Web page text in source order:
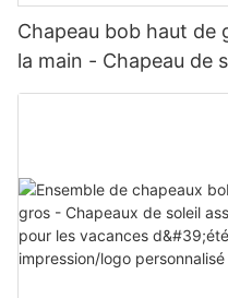
Chapeau bob haut de
la main - Chapeau de
tressé pour femme -